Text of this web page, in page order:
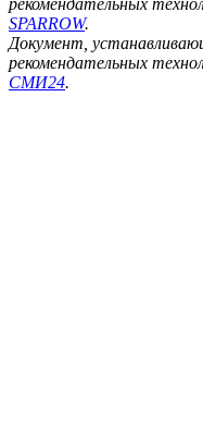
SPARROW.
Документ,
рекомендательных
СМИ24.